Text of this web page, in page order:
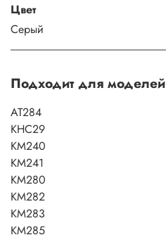
Цвет
Серый
Подходит для моделей
AT284
KHC29
KM240
KM241
KM280
KM282
KM283
KM285